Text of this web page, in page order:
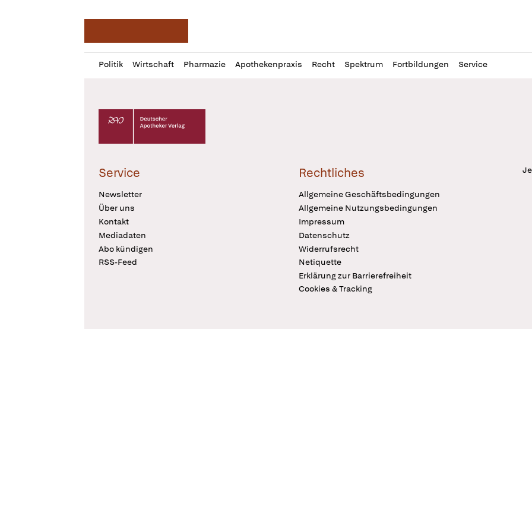
Politik Wirtschaft Pharmazie Apothekenpraxis Recht Spektrum Fortbildungen Service
Profil
öffnen
Daz
Pur
Deutscher Apotheker Verlag Logo
Service
Newsletter
Über uns
Kontakt
Mediadaten
Abo kündigen
RSS-Feed
Rechtliches
Allgemeine Geschäftsbedingungen
Allgemeine Nutzungsbedingungen
Impressum
Datenschutz
Widerrufsrecht
Netiquette
Erklärung zur Barrierefreiheit
Cookies & Tracking